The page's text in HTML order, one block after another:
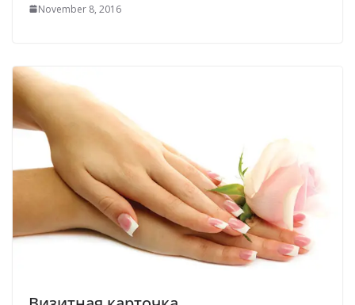
November 8, 2016